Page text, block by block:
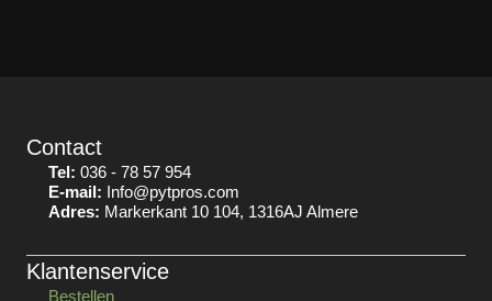
Contact
Tel: 036 - 78 57 954
E-mail: Info@pytpros.com
Adres: Markerkant 10 104, 1316AJ Almere
Klantenservice
Bestellen